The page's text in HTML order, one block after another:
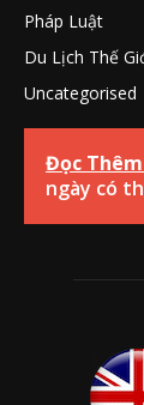
Pháp Luật
Du Lịch Thế
Uncategorised
Đọc
ngày có